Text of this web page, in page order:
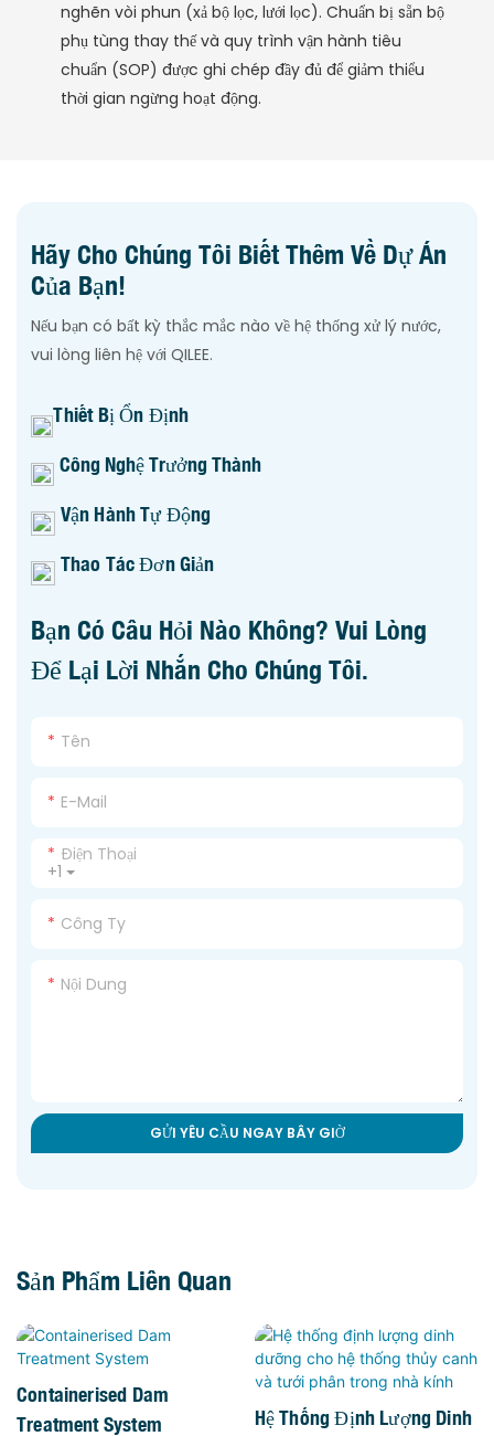
nghẽn vòi phun (xả bộ lọc, lưới lọc). Chuẩn bị sẵn bộ
phụ tùng thay thế và quy trình vận hành tiêu
chuẩn (SOP) được ghi chép đầy đủ để giảm thiểu
thời gian ngừng hoạt động.
Hãy Cho Chúng Tôi Biết Thêm Về Dự Án
Của Bạn!
Nếu bạn có bất kỳ thắc mắc nào về hệ thống xử lý nước,
vui lòng liên hệ với QILEE.
Thiết Bị Ổn Định
Công Nghệ Trưởng Thành
Vận Hành Tự Động
Thao Tác Đơn Giản
Bạn Có Câu Hỏi Nào Không? Vui Lòng
Để Lại Lời Nhắn Cho Chúng Tôi.
Tên
E-Mail
+1
Điện Thoại
Công Ty
Nội Dung
GỬI YÊU CẦU NGAY BÂY GIỜ
Sản Phẩm Liên Quan
Containerised Dam
Treatment System
Hệ Thống Định Lượng Dinh